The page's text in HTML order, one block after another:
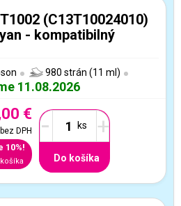
(C13T10024010)
- kompatibilný
980 strán (11 ml)
11.08.2026
€
DPH
10%!
- +
Do košíka